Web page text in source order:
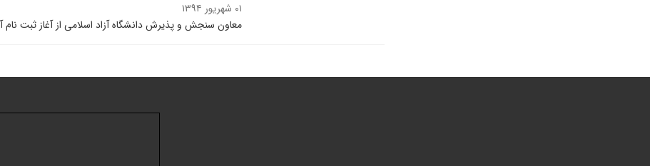
۰۱ شهریور ۱۳۹۴
معاون سنجش و پذیرش دانشگاه آزاد اسلامی از آغاز ثبت نام